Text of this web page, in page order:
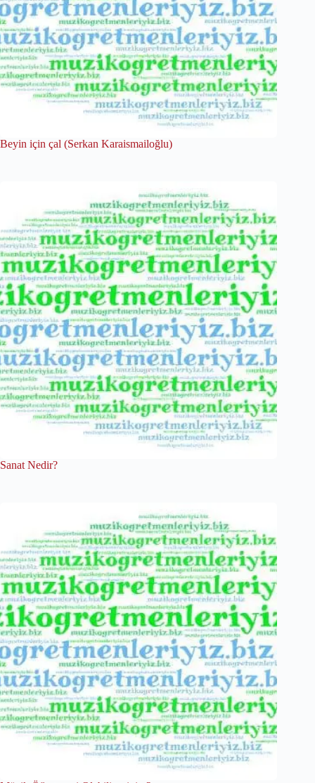
Beyin için çal (Serkan Karaismailoğlu)
Sanat Nedir?